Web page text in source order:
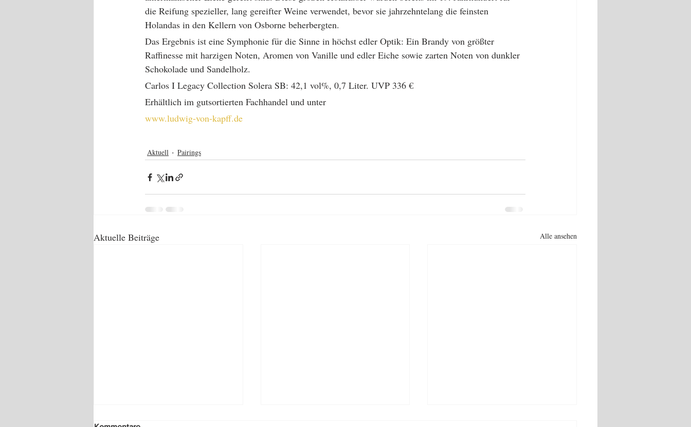
die Reifung spezieller, lang gereifter Weine verwendet, bevor sie jahrzehntelang die feinsten
Holandas in den Kellern von Osborne beherbergten.
Das Ergebnis ist eine Symphonie für die Sinne in höchst edler Optik: Ein Brandy von größter
Raffinesse mit harzigen Noten, Aromen von Vanille und edler Eiche sowie zarten Noten von dunkler
Schokolade und Sandelholz.
Carlos I Legacy Collection Solera SB: 42,1 vol%, 0,7 Liter. UVP 336 €
Erhältlich im gutsortierten Fachhandel und unter
www.ludwig-von-kapff.de
Aktuell Pairings
Aktuelle Beiträge Alle ansehen